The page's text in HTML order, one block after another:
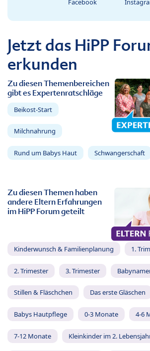
Facebook
Jetzt das HiPP
erkunden
Zu diesen Themenbereichen
gibt es Expertenratschläge
Beikost-Start
Milchnahrung
Rund um Babys Haut Schwangerschaft
Zu diesen Themen haben
andere Eltern Erfahrungen
im HiPP Forum geteilt
Kinderwunsch & Familienplanung 1.
2. Trimester 3. Trimester
Stillen & Fläschchen Das erste Gläschen
Babys Hautpflege 0-3 Monate 4-6
7-12 Monate Kleinkinder im 2.